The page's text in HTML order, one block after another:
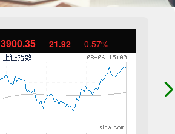
3900.35 21.92 0.57%